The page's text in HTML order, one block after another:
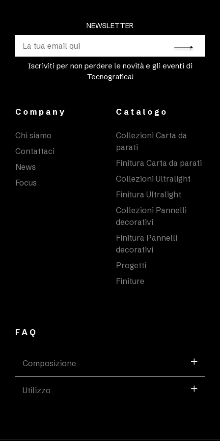
NEWSLETTER
Iscriviti per non perdere le novità e gli eventi di
Tecnografica!
Company
Chi siamo
Contattaci
News
Focus
Catalogo
Collezioni Carta da
parati
Finitura Carta da parati
Collezioni Ultralight
Finitura Ultralight
Collezioni Pannelli
decorativi
Finitura Pannelli
decorativi
Progetti
Finiture
FAQ
Composizione
Utilizzo